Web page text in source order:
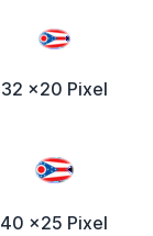
32 x20 Pixel
40 x25 Pixel